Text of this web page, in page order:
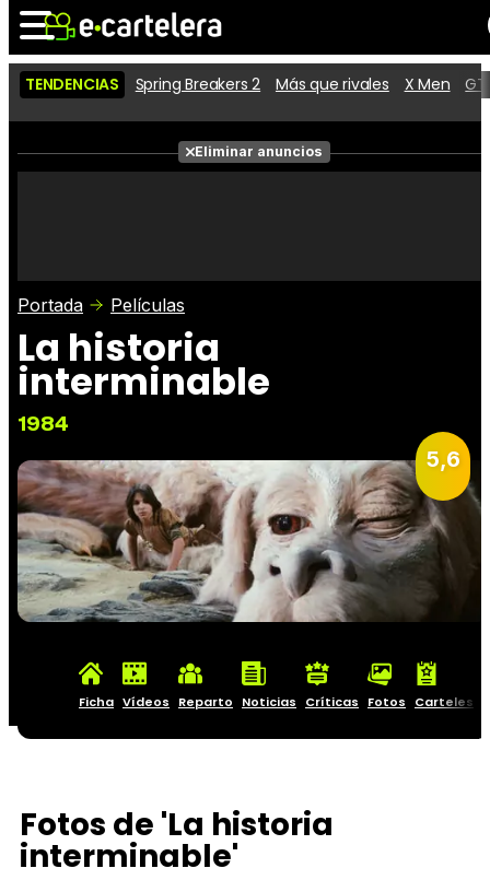
Noticias Cartelera
Películas
Críticas
TENDENCIAS Spring Breakers 2 Más que rivales X Men
Eliminar anuncios
Portada Películas
La historia
interminable
1984
5,6
Ficha Vídeos Reparto Noticias Críticas Fotos Carteles
Fotos de 'La historia
interminable'